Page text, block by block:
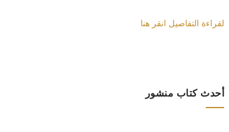
لقراءة التفاصيل انقر هنا
أحدث كتاب منشور